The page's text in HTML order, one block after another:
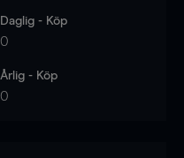
Daglig - Köp
0
Årlig - Köp
0